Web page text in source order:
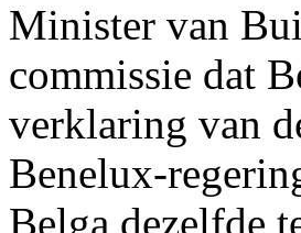
Minister van
commissie dat
verklaring van
Benelux-
Belga dezelfde